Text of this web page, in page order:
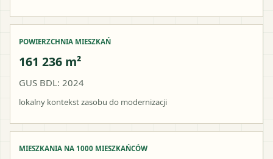
POWIERZCHNIA MIESZKAŃ
161 236 m²
GUS BDL: 2024
lokalny kontekst zasobu do modernizacji
MIESZKANIA NA 1000 MIESZKAŃCÓW